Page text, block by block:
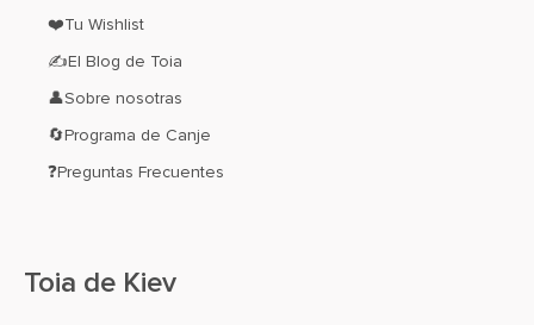
❤️Tu Wishlist
✍El Blog de Toia
👤Sobre nosotras
🔄Programa de Canje
❓Preguntas Frecuentes
Toia de Kiev